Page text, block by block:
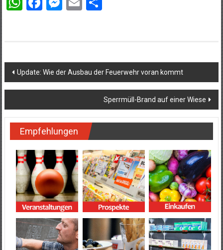
Beitragsnavigation
Update: Wie der Ausbau der Feuerwehr voran kommt
Sperrmüll-Brand auf einer Wiese
Empfehlungen